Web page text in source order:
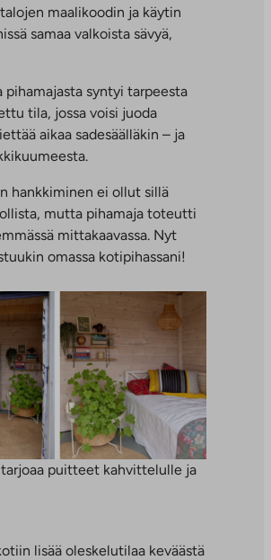
maalikoodin ja käytin
samaa valkoista sävyä,
pihamajasta syntyi tarpeesta
tila, jossa voisi juoda
aikaa sadesäälläkin – ja
hankkiminen ei ollut sillä
mutta pihamaja toteutti
mittakaavassa. Nyt
omassa kotipihassani!
puitteet kahvittelulle ja
lisää oleskelutilaa keväästä